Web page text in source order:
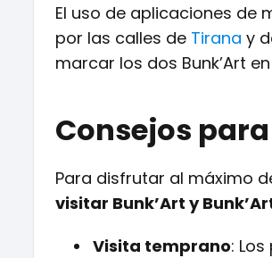
El uso de aplicaciones de
por las calles de Tirana y
marcar los dos Bunk’Art
Consejos
Para disfrutar al máximo
visitar Bunk’Art y
Visita temprano: